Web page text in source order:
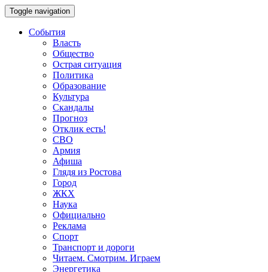
Toggle navigation
События
Власть
Общество
Острая ситуация
Политика
Образование
Культура
Скандалы
Прогноз
Отклик есть!
СВО
Армия
Афиша
Глядя из Ростова
Город
ЖКХ
Наука
Официально
Реклама
Спорт
Транспорт и дороги
Читаем. Смотрим. Играем
Энергетика